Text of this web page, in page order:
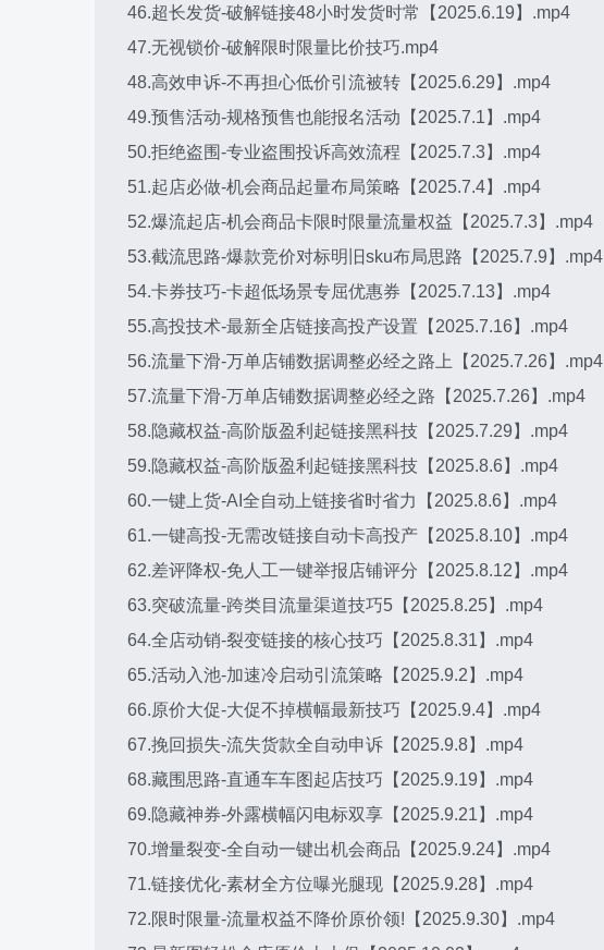
46.超长发货-破解链接48小时发货时常【2025.6.19】.mp4
47.无视锁价-破解限时限量比价技巧.mp4
48.高效申诉-不再担心低价引流被转【2025.6.29】.mp4
49.预售活动-规格预售也能报名活动【2025.7.1】.mp4
50.拒绝盗围-专业盗围投诉高效流程【2025.7.3】.mp4
51.起店必做-机会商品起量布局策略【2025.7.4】.mp4
52.爆流起店-机会商品卡限时限量流量权益【2025.7.3】.mp4
53.截流思路-爆款竞价对标明旧sku布局思路【2025.7.9】.mp4
54.卡券技巧-卡超低场景专屈优惠券【2025.7.13】.mp4
55.高投技术-最新全店链接高投产设置【2025.7.16】.mp4
56.流量下滑-万单店铺数据调整必经之路上【2025.7.26】.mp4
57.流量下滑-万单店铺数据调整必经之路【2025.7.26】.mp4
58.隐藏权益-高阶版盈利起链接黑科技【2025.7.29】.mp4
59.隐藏权益-高阶版盈利起链接黑科技【2025.8.6】.mp4
60.一键上货-AI全自动上链接省时省力【2025.8.6】.mp4
61.一键高投-无需改链接自动卡高投产【2025.8.10】.mp4
62.差评降权-免人工一键举报店铺评分【2025.8.12】.mp4
63.突破流量-跨类目流量渠道技巧5【2025.8.25】.mp4
64.全店动销-裂变链接的核心技巧【2025.8.31】.mp4
65.活动入池-加速冷启动引流策略【2025.9.2】.mp4
66.原价大促-大促不掉横幅最新技巧【2025.9.4】.mp4
67.挽回损失-流失货款全自动申诉【2025.9.8】.mp4
68.藏围思路-直通车车图起店技巧【2025.9.19】.mp4
69.隐藏神券-外露横幅闪电标双享【2025.9.21】.mp4
70.增量裂变-全自动一键出机会商品【2025.9.24】.mp4
71.链接优化-素材全方位曝光腿现【2025.9.28】.mp4
72.限时限量-流量权益不降价原价领!【2025.9.30】.mp4